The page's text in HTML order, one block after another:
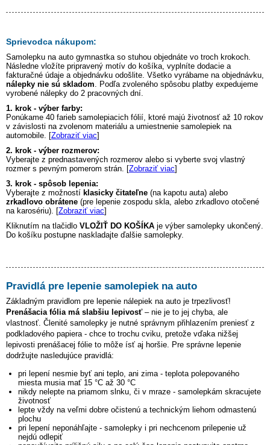
Sprievodca nákupom:
Samolepku na auto gymnastka so stuhou objednáte vo troch krokoch.
Následne vložíte pripravený motív do košíka, vyplníte dodacie a
fakturačné údaje a objednávku odošlite. Všetko vyrábame na objednávku,
nálepky nie sú skladom . Podľa zvoleného spôsobu platby expedujeme
vyrobené nálepky do 2 pracovných dní.
1. krok - výber farby:
Ponúkame 40 farieb samolepiacich fólií, ktoré majú životnosť až 10 rokov
v závislosti na zvolenom materiálu a umiestnenie samolepiek na
automobile. [Zobraziť viac]
2. krok - výber rozmerov:
Vyberajte z prednastavených rozmerov alebo si vyberte svoj vlastný
rozmer s pevným pomerom strán. [Zobraziť viac]
3. krok - spôsob lepenia:
Vyberajte z možností klasicky čitateľne (na kapotu auta) alebo
zrkadlovo obrátene (pre lepenie zospodu skla, alebo zrkadlovo otočené
na karosériu). [Zobraziť viac]
Kliknutím na tlačidlo VLOŽIŤ DO KOŠÍKA je výber samolepky ukončený.
Do košíku postupne naskladajte ďalšie samolepky.
Pravidlá pre lepenie samolepiek na auto
Základným pravidlom pre lepenie nálepiek na auto je trpezlivosť!
Prenášacia fólia má slabšiu lepivosť– nie je to jej chyba, ale
vlastnosť. Členité samolepky je nutné správnym přihlazením preniesť z
podkladového papiera - chce to trochu cviku, pretože vďaka nižšej
lepivosti prenášacej fólie to môže ísť aj horšie. Pre správne lepenie
dodržujte nasledujúce pravidlá:
pri lepení nesmie byť ani teplo, ani zima - teplota polepovaného
miesta musia mať 15 °C až 30 °C
nikdy nelepte na priamom slnku, či v mraze - samolepkám skracujete
životnosť
lepte vždy na veľmi dobre očistenú a technickým liehom odmastenú
plochu
pri lepení neponáhľajte - samolepky i pri nechcenom prilepenie už
nejdú odlepiť